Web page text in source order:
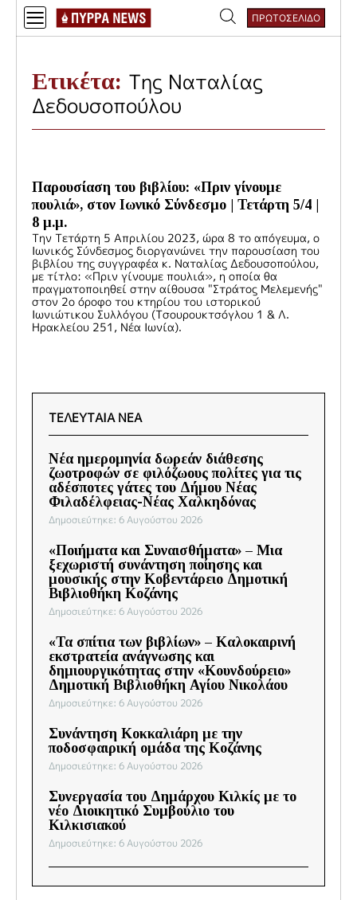
Αναζήτηση
ΠΡΩΤΟΣΕΛΙΔΟ
Ετικέτα: Της Ναταλίας
Δεδουσοπούλου
Παρουσίαση του βιβλίου: «Πριν γίνουμε
πουλιά», στον Ιωνικό Σύνδεσμο | Τετάρτη 5/4 |
8 μ.μ.
Την Τετάρτη 5 Απριλίου 2023, ώρα 8 το απόγευμα, ο
Ιωνικός Σύνδεσμος διοργανώνει την παρουσίαση του
βιβλίου της συγγραφέα κ. Ναταλίας Δεδουσοπούλου,
με τίτλο: «Πριν γίνουμε πουλιά», η οποία θα
πραγματοποιηθεί στην αίθουσα "Στράτος Μελεμενής"
στον 2ο όροφο του κτηρίου του ιστορικού
Ιωνιώτικου Συλλόγου (Τσουρουκτσόγλου 1 & Λ.
Ηρακλείου 251, Νέα Ιωνία).
ΤΕΛΕΥΤΑΙΑ ΝΕΑ
Νέα ημερομηνία δωρεάν διάθεσης
ζωοτροφών σε φιλόζωους πολίτες για τις
αδέσποτες γάτες του Δήμου Νέας
Φιλαδέλφειας-Νέας Χαλκηδόνας
Δημοσιεύτηκε: 6 Αυγούστου 2026
«Ποιήματα και Συναισθήματα» – Μια
ξεχωριστή συνάντηση ποίησης και
μουσικής στην Κοβεντάρειο Δημοτική
Βιβλιοθήκη Κοζάνης
Δημοσιεύτηκε: 6 Αυγούστου 2026
«Τα σπίτια των βιβλίων» – Καλοκαιρινή
εκστρατεία ανάγνωσης και
δημιουργικότητας στην «Κουνδούρειο»
Δημοτική Βιβλιοθήκη Αγίου Νικολάου
Δημοσιεύτηκε: 6 Αυγούστου 2026
Συνάντηση Κοκκαλιάρη με την
ποδοσφαιρική ομάδα της Κοζάνης
Δημοσιεύτηκε: 6 Αυγούστου 2026
Συνεργασία του Δημάρχου Κιλκίς με το
νέο Διοικητικό Συμβούλιο του
Κιλκισιακού
Δημοσιεύτηκε: 6 Αυγούστου 2026